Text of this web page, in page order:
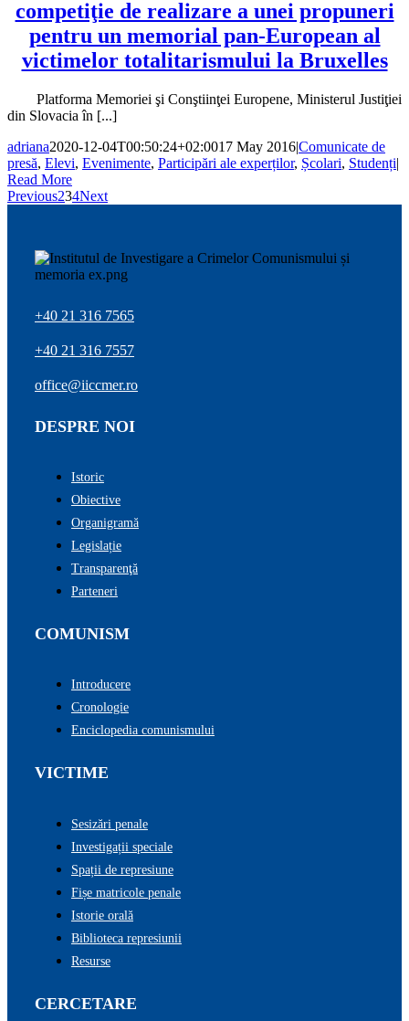
competiţie de realizare a unei propuneri
pentru un memorial pan-European al
victimelor totalitarismului la Bruxelles
Platforma Memoriei şi Conştiinţei Europene, Ministerul Justiţiei
din Slovacia în [...]
adriana2020-12-04T00:50:24+02:0017 May 2016|Comunicate de
presă, Elevi, Evenimente, Participări ale experților, Școlari, Studenți|
Read More
Previous234Next
+40 21 316 7565
+40 21 316 7557
office@iiccmer.ro
DESPRE NOI
Istoric
Obiective
Organigramă
Legislație
Transparenţă
Parteneri
COMUNISM
Introducere
Cronologie
Enciclopedia comunismului
VICTIME
Sesizări penale
Investigații speciale
Spații de represiune
Fișe matricole penale
Istorie orală
Biblioteca represiunii
Resurse
CERCETARE